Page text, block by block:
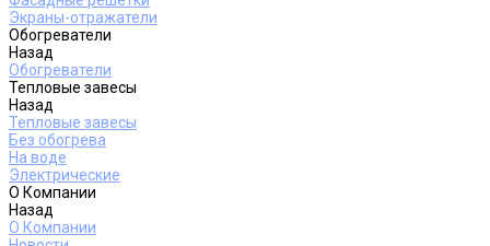
Экраны-отражатели
Обогреватели
Назад
Обогреватели
Тепловые завесы
Назад
Тепловые завесы
Без обогрева
На воде
Электрические
О Компании
Назад
О Компании